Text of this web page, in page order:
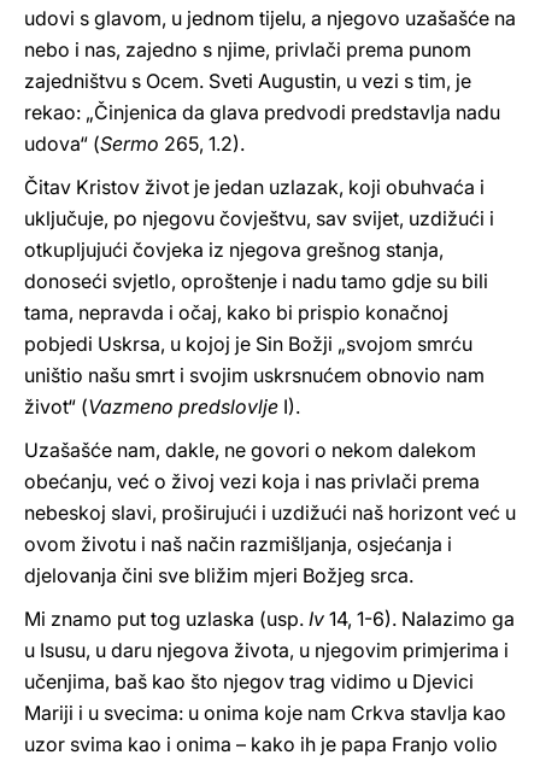
udovi s glavom, u jednom tijelu, a njegovo uzašašće na
nebo i nas, zajedno s njime, privlači prema punom
zajedništvu s Ocem. Sveti Augustin, u vezi s tim, je
rekao: „Činjenica da glava predvodi predstavlja nadu
udova“ (Sermo 265, 1.2).
Čitav Kristov život je jedan uzlazak, koji obuhvaća i
uključuje, po njegovu čovještvu, sav svijet, uzdižući i
otkupljujući čovjeka iz njegova grešnog stanja,
donoseći svjetlo, oproštenje i nadu tamo gdje su bili
tama, nepravda i očaj, kako bi prispio konačnoj
pobjedi Uskrsa, u kojoj je Sin Božji „svojom smrću
uništio našu smrt i svojim uskrsnućem obnovio nam
život“ (Vazmeno predslovlje I).
Uzašašće nam, dakle, ne govori o nekom dalekom
obećanju, već o živoj vezi koja i nas privlači prema
nebeskoj slavi, proširujući i uzdižući naš horizont već u
ovom životu i naš način razmišljanja, osjećanja i
djelovanja čini sve bližim mjeri Božjeg srca.
Mi znamo put tog uzlaska (usp. Iv 14, 1-6). Nalazimo ga
u Isusu, u daru njegova života, u njegovim primjerima i
učenjima, baš kao što njegov trag vidimo u Djevici
Mariji i u svecima: u onima koje nam Crkva stavlja kao
uzor svima kao i onima – kako ih je papa Franjo volio